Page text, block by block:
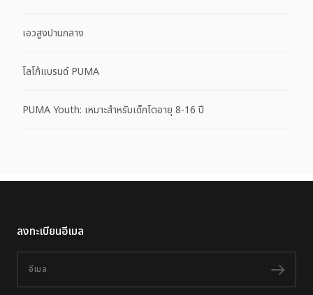
เอวสูงปานกลาง
โลโก้แบรนด์ PUMA
PUMA Youth: เหมาะสำหรับเด็กโตอายุ 8-16 ปี
ลงทะเบียนอีเมล
ติดต